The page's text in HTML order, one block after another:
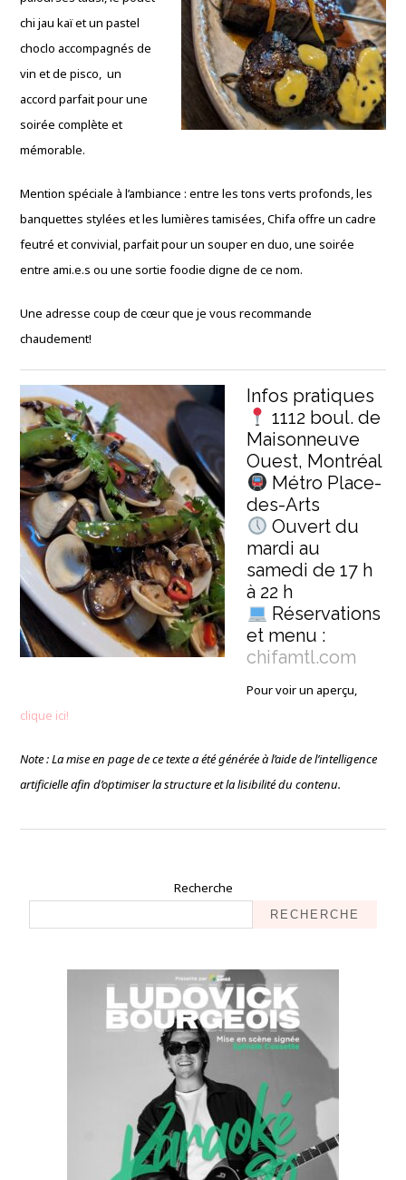
chi jau kaï et un pastel
choclo accompagnés de
vin et de pisco, un
accord parfait pour une
soirée complète et
mémorable.
Mention spéciale à l’ambiance : entre les tons verts profonds, les
banquettes stylées et les lumières tamisées, Chifa offre un cadre
feutré et convivial, parfait pour un souper en duo, une soirée
entre ami.e.s ou une sortie foodie digne de ce nom.
Une adresse coup de cœur que je vous recommande
chaudement!
Infos pratiques
1112 boul. de
Maisonneuve
Ouest, Montréal
Métro Place-
des-Arts
Ouvert du
mardi au
samedi de 17 h
à 22 h
Réservations
et menu :
chifamtl.com
Pour voir un aperçu,
clique ici!
Note : La mise en page de ce texte a été générée à l’aide de l’intelligence
artificielle afin d’optimiser la structure et la lisibilité du contenu.
Recherche
RECHERCHE